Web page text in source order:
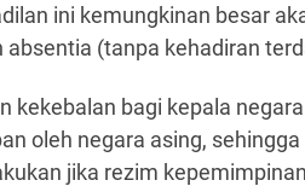
ini kemungkinan besar
(tanpa kehadiran
kekebalan bagi kepala
oleh negara asing, sehingga
jika rezim